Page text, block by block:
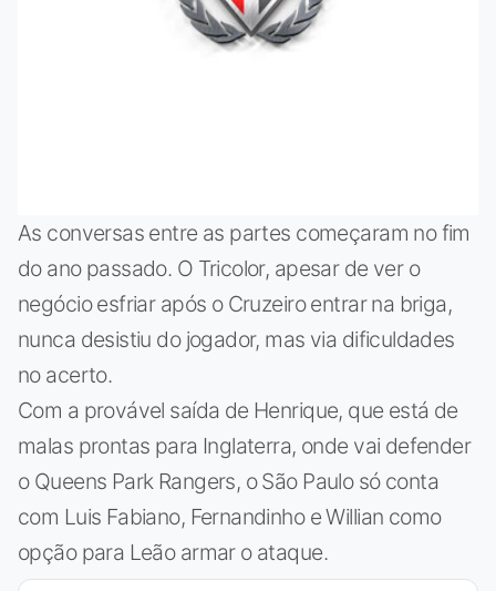
As conversas entre as partes começaram no fim
do ano passado. O Tricolor, apesar de ver o
negócio esfriar após o Cruzeiro entrar na briga,
nunca desistiu do jogador, mas via dificuldades
no acerto.
Com a provável saída de Henrique, que está de
malas prontas para Inglaterra, onde vai defender
o Queens Park Rangers, o São Paulo só conta
com Luis Fabiano, Fernandinho e Willian como
opção para Leão armar o ataque.